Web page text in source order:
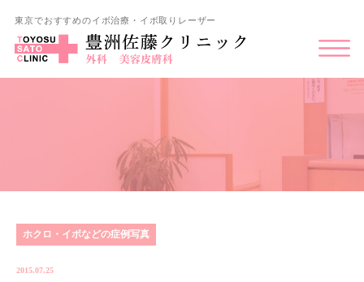
東京でおすすめのイボ治療・イボ取りレーザー
ホクロ・イボなどの症例写真
2015.07.25